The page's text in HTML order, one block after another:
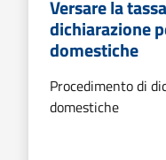
Versare la
dichiarazione
domestiche
Procedimento di
domestiche